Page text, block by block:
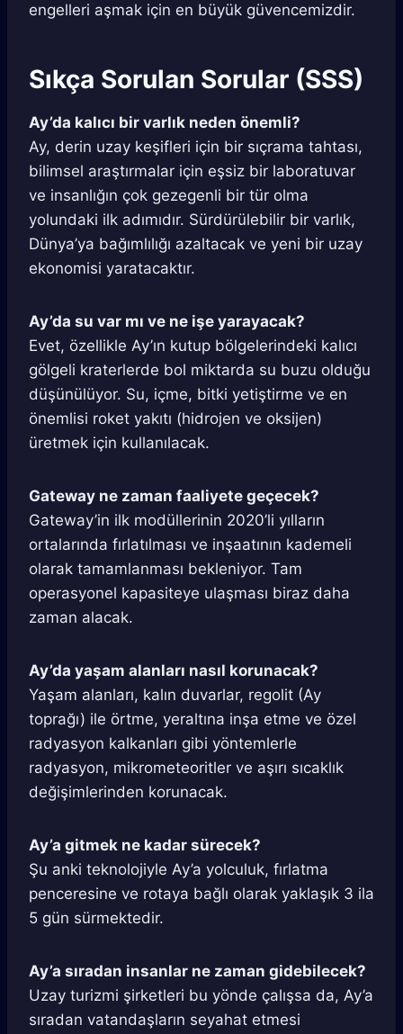
engelleri aşmak için en büyük güvencemizdir.
Sıkça Sorulan Sorular (SSS)
Ay’da kalıcı bir varlık neden önemli?
Ay, derin uzay keşifleri için bir sıçrama tahtası,
bilimsel araştırmalar için eşsiz bir laboratuvar
ve insanlığın çok gezegenli bir tür olma
yolundaki ilk adımıdır. Sürdürülebilir bir varlık,
Dünya’ya bağımlılığı azaltacak ve yeni bir uzay
ekonomisi yaratacaktır.
Ay’da su var mı ve ne işe yarayacak?
Evet, özellikle Ay’ın kutup bölgelerindeki kalıcı
gölgeli kraterlerde bol miktarda su buzu olduğu
düşünülüyor. Su, içme, bitki yetiştirme ve en
önemlisi roket yakıtı (hidrojen ve oksijen)
üretmek için kullanılacak.
Gateway ne zaman faaliyete geçecek?
Gateway’in ilk modüllerinin 2020’li yılların
ortalarında fırlatılması ve inşaatının kademeli
olarak tamamlanması bekleniyor. Tam
operasyonel kapasiteye ulaşması biraz daha
zaman alacak.
Ay’da yaşam alanları nasıl korunacak?
Yaşam alanları, kalın duvarlar, regolit (Ay
toprağı) ile örtme, yeraltına inşa etme ve özel
radyasyon kalkanları gibi yöntemlerle
radyasyon, mikrometeoritler ve aşırı sıcaklık
değişimlerinden korunacak.
Ay’a gitmek ne kadar sürecek?
Şu anki teknolojiyle Ay’a yolculuk, fırlatma
penceresine ve rotaya bağlı olarak yaklaşık 3 ila
5 gün sürmektedir.
Ay’a sıradan insanlar ne zaman gidebilecek?
Uzay turizmi şirketleri bu yönde çalışsa da, Ay’a
sıradan vatandaşların seyahat etmesi